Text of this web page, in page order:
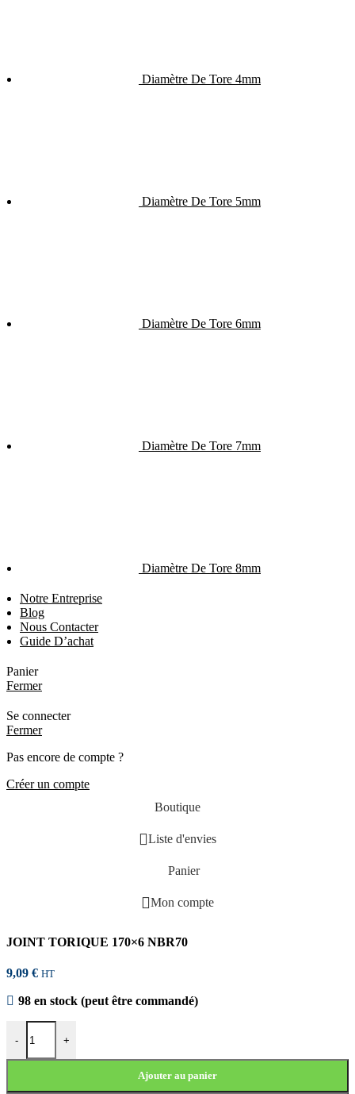
Diamètre De Tore 4mm
Diamètre De Tore 5mm
Diamètre De Tore 6mm
Diamètre De Tore 7mm
Diamètre De Tore 8mm
Notre Entreprise
Blog
Nous Contacter
Guide D’achat
Panier
Fermer
Se connecter
Fermer
Pas encore de compte ?
Créer un compte
Boutique
Liste d'envies
Panier
Mon compte
JOINT TORIQUE 170×6 NBR70
9,09 € HT
98 en stock (peut être commandé)
-
quantité de JOINT TORIQUE 170x6 NBR70
+
Ajouter au panier